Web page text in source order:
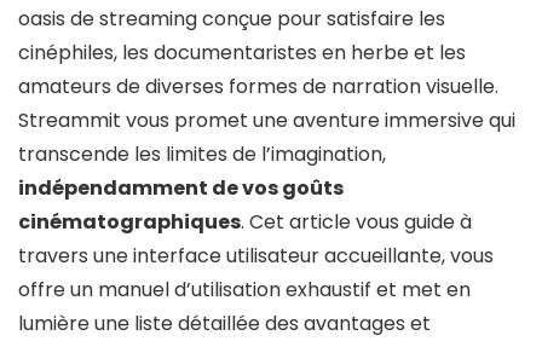
oasis de streaming conçue pour satisfaire les
cinéphiles, les documentaristes en herbe et les
amateurs de diverses formes de narration visuelle.
Streammit vous promet une aventure immersive qui
transcende les limites de l’imagination,
indépendamment de vos goûts
cinématographiques. Cet article vous guide à
travers une interface utilisateur accueillante, vous
offre un manuel d’utilisation exhaustif et met en
lumière une liste détaillée des avantages et